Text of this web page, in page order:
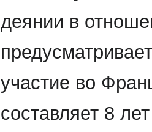
деянии в
участие во
составляет 8